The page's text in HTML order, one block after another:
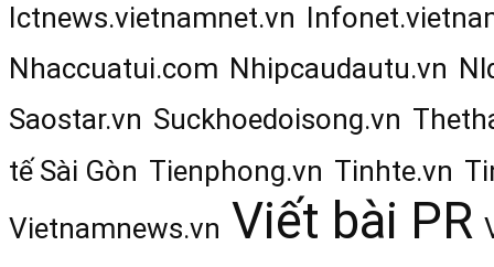
Ictnews.vietnamnet.vn
Nhaccuatui.com Nhipcaudautu.vn
Saostar.vn Suckhoedoisong.vn
tế Sài Gòn Tienphong.vn Tinhte.vn
Vietnamnews.vn Viết bài PR